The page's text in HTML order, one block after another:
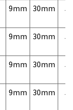
9mm 30mm
9mm 30mm
9mm 30mm
9mm 30mm